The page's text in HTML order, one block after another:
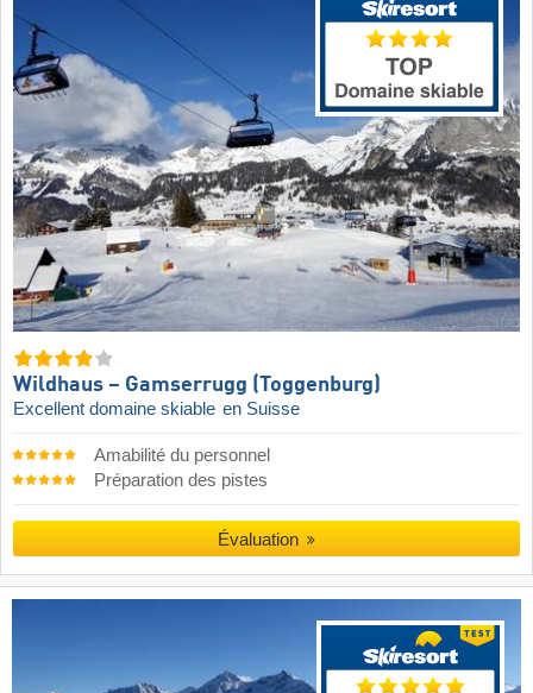
Wildhaus – Gamserrugg (Toggenburg)
Excellent domaine skiable en Suisse
Amabilité du personnel
Préparation des pistes
Évaluation